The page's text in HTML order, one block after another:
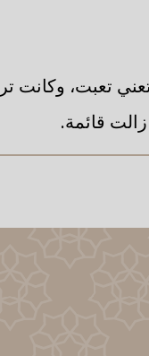
تعني تعبت، وكانت
قائمة.